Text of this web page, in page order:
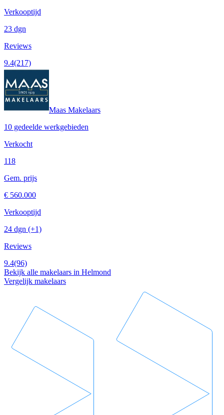
Verkooptijd
23 dgn
Reviews
9.4(217)
Maas Makelaars
10 gedeelde werkgebieden
Verkocht
118
Gem. prijs
€ 560.000
Verkooptijd
24 dgn (+1)
Reviews
9.4(96)
Bekijk alle makelaars in Helmond
Vergelijk makelaars